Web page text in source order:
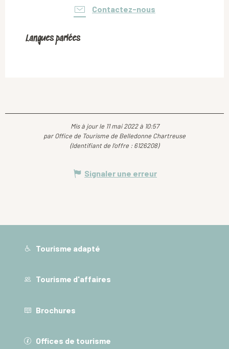
Contactez-nous
Langues parlées
Langues parlées
Mis à jour le 11 mai 2022 à 10:57
par Office de Tourisme de Belledonne Chartreuse
(Identifiant de l'offre : 6126208)
Signaler une erreur
Tourisme adapté
Tourisme d'affaires
Brochures
Offices de tourisme